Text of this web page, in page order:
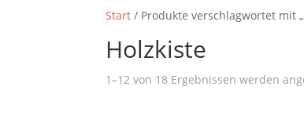
Start / Produkte verschlagwortet mit
Holzkiste
1–12 von 18 Ergebnissen werden